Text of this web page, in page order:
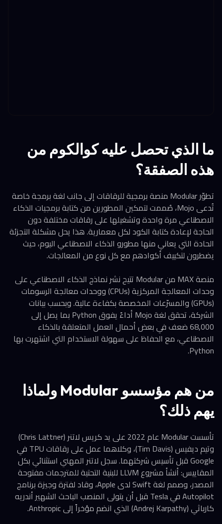
ما الذي تحصل عليه كوالكوم من
هذه الصفقة؟
تطوّر Modular منصة برمجية للرقاقات إلى جانب لغة برمجة خاصة
تُدعى Mojo، صُممت لتمكين المطورين من كتابة برمجيات الذكاء
الاصطناعي مرة واحدة وتشغيلها على رقاقات مختلفة دون
الحاجة لإعادة كتابة الكود لكل معمارية. هذا يحل مشكلة التجزئة
الحادة التي يعاني منها مطورو الذكاء الاصطناعي اليوم، حيث
يضطرون لتكييف أكوادهم مع كل نوع من المعالجات.
منصة MAX من Modular تتيح نشر نماذج الذكاء الاصطناعي على
وحدات المعالجة المركزية (CPUs) ووحدات معالجة الرسومات
(GPUs) والمسرّعات المخصصة بكفاءة عالية. وبحسب بيانات
الشركة، تحقق لغة Mojo أداءً يفوق Python بما يصل إلى
68,000 ضعف في بعض أحمال العمل المتعلقة بالذكاء
الاصطناعي، مع الحفاظ على سهولة الاستخدام التي اشتهرت بها
Python.
من هم مؤسسو Modular ولماذا
يهم ذلك؟
تأسست Modular عام 2022 على يد كريس لاتنر (Chris Lattner)
وتيم ديفيس (Tim Davis)، وكلاهما عمل على رقاقات TPU في
Google قبل تأسيس شركتهما. سجل لاتنر المهني استثنائي بكل
المقاييس: أنشأ مشروع LLVM للبنية التحتية للمترجمات مفتوحة
المصدر، وصمم لغة Swift لدى Apple، وقاد لفترة وجيزة برنامج
Autopilot في Tesla قبل أن يتولى المنصب الباحث الشهير أندريه
كارباثي (Andrej Karpathy) الذي انضم مؤخراً إلى Anthropic.